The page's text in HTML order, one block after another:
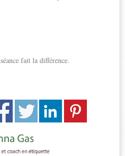
fait la différence.